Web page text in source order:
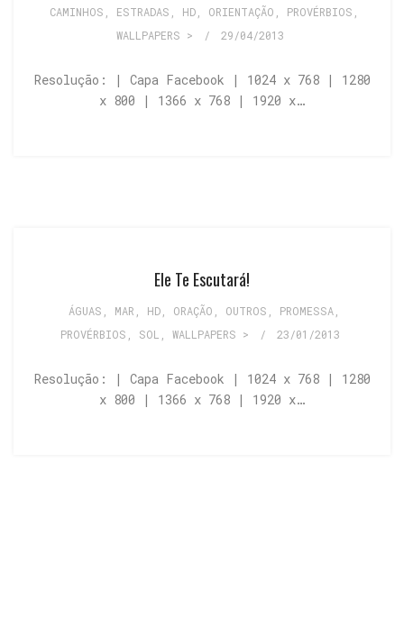
CAMINHOS, ESTRADAS HD ORIENTAÇÃO PROVÉRBIOS
WALLPAPERS >
/ 29/04/2013
Resolução: | Capa Facebook | 1024 x 768 | 1280
x 800 | 1366 x 768 | 1920 x…
Ele Te Escutará!
ÁGUAS, MAR HD ORAÇÃO OUTROS PROMESSA
PROVÉRBIOS
SOL WALLPAPERS > / 23/01/2013
Resolução: | Capa Facebook | 1024 x 768 | 1280
x 800 | 1366 x 768 | 1920 x…